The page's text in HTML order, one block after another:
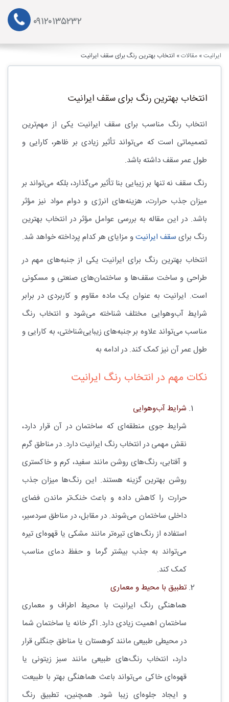
۰۹۱۲۰۱۳۵۲۳۲
ایرانیت» مقالات» انتخاب بهترین رنگ برای سقف ایرانیت
انتخاب بهترین رنگ برای سقف ایرانیت
انتخاب رنگ مناسب برای سقف ایرانیت یکی از مهم‌ترین
تصمیماتی است که می‌تواند تأثیر زیادی بر ظاهر، کارایی و
طول عمر سقف داشته باشد.
رنگ سقف نه تنها بر زیبایی بنا تأثیر می‌گذارد، بلکه می‌تواند بر
میزان جذب حرارت، هزینه‌های انرژی و دوام مواد نیز مؤثر
باشد. در این مقاله به بررسی عوامل مؤثر در انتخاب بهترین
رنگ برای سقف ایرانیتو مزایای هر کدام پرداخته خواهد شد.
انتخاب بهترین رنگ برای ایرانیت یکی از جنبه‌های مهم در
طراحی و ساخت سقف‌ها و ساختمان‌های صنعتی و مسکونی
است. ایرانیت به عنوان یک ماده مقاوم و کاربردی در برابر
شرایط آب‌وهوایی مختلف شناخته می‌شود و انتخاب رنگ
مناسب می‌تواند علاوه بر جنبه‌های زیبایی‌شناختی، به کارایی و
طول عمر آن نیز کمک کند. در ادامه به
نکات مهم در انتخاب رنگ ایرانیت
شرایط آب‌وهوایی
شرایط جوی منطقه‌ای که ساختمان در آن قرار دارد،
نقش مهمی در انتخاب رنگ ایرانیت دارد. در مناطق گرم
و آفتابی، رنگ‌های روشن مانند سفید، کرم و خاکستری
روشن بهترین گزینه هستند. این رنگ‌ها میزان جذب
حرارت را کاهش داده و باعث خنک‌تر ماندن فضای
داخلی ساختمان می‌شوند. در مقابل، در مناطق سردسیر،
استفاده از رنگ‌های تیره‌تر مانند مشکی یا قهوه‌ای تیره
می‌تواند به جذب بیشتر گرما و حفظ دمای مناسب
کمک کند.
تطبیق با محیط و معماری
هماهنگی رنگ ایرانیت با محیط اطراف و معماری
ساختمان اهمیت زیادی دارد. اگر خانه یا ساختمان شما
در محیطی طبیعی مانند کوهستان یا مناطق جنگلی قرار
دارد، انتخاب رنگ‌های طبیعی مانند سبز زیتونی یا
قهوه‌ای خاکی می‌تواند باعث هماهنگی بهتر با طبیعت
و ایجاد جلوه‌ای زیبا شود. همچنین، تطبیق رنگ